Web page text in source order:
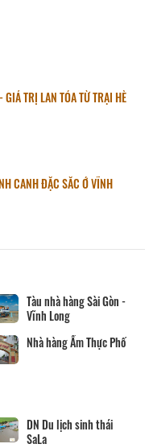
TRỊ LAN TỎA TỪ TRẠI HÈ
CANH ĐẶC SẮC Ở VĨNH
hàng Sài Gòn -
Ẩm Thực Phố
sinh thái